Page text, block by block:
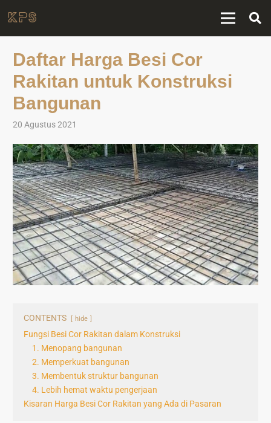
Daftar Harga Besi Cor
Rakitan untuk Konstruksi
Bangunan
20 Agustus 2021
CONTENTS hide
Fungsi Besi Cor Rakitan dalam Konstruksi
1. Menopang bangunan
2. Memperkuat bangunan
3. Membentuk struktur bangunan
4. Lebih hemat waktu pengerjaan
Kisaran Harga Besi Cor Rakitan yang Ada di Pasaran